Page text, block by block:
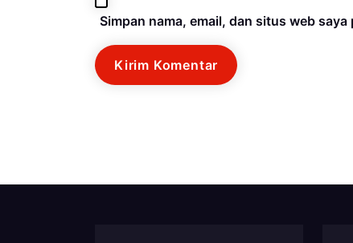
Simpan nama, email, dan situs web